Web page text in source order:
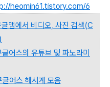
heomin61.tistory.com/6
에서 비디오, 사진 검색(C
스의 유튜브 및 파노라미
어스 해시계 모음